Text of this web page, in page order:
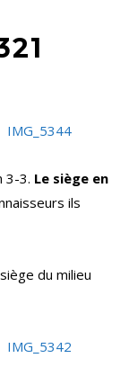
3-3. Le siège en
ils
du milieu